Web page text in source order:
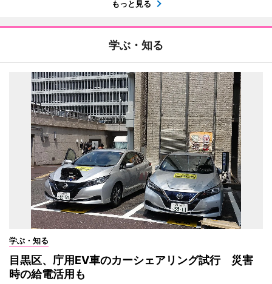
もっと見る
学ぶ・知る
学ぶ・知る
目黒区、庁用EV車のカーシェアリング試行 災害
時の給電活用も